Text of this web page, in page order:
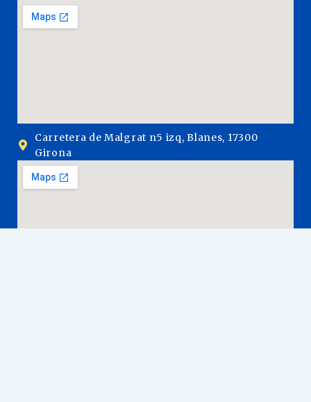
Carretera de Malgrat n5 izq, Blanes, 17300
Girona